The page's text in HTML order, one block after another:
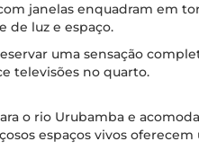
janelas enquadram em
de luz e espaço.
uma sensação
televisões no quarto.
o rio Urubamba e
espaços vivos